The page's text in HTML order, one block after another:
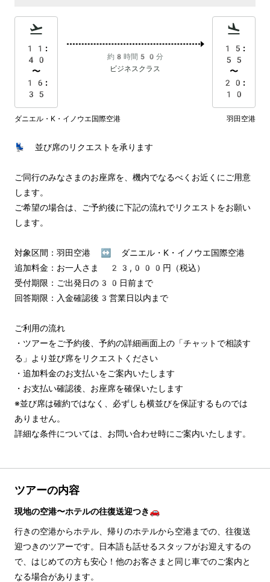
11:
40
〜
16:
35
約8時間50分
ビジネスクラス
15:
55
〜
20:
10
ダニエル・K・イノウエ国際空港 羽田空港
💺 並び席のリクエストを承ります
ご同行のみなさまのお座席を、機内でなるべくお近くにご用意
します。
ご希望の場合は、ご予約後に下記の流れでリクエストをお願い
します。
対象区間：羽田空港 ↔︎ ダニエル・K・イノウエ国際空港
追加料金：お一人さま 23,000円（税込）
受付期限：ご出発日の30日前まで
回答期限：入金確認後3営業日以内まで
ご利用の流れ
・ツアーをご予約後、予約の詳細画面上の「チャットで相談す
る」より並び席をリクエストください
・追加料金のお支払いをご案内いたします
・お支払い確認後、お座席を確保いたします
※並び席は確約ではなく、必ずしも横並びを保証するものでは
ありません。
詳細な条件については、お問い合わせ時にご案内いたします。
ツアーの内容
現地の空港〜ホテルの往復送迎つき🚗
行きの空港からホテル、帰りのホテルから空港までの、往復送
迎つきのツアーです。日本語も話せるスタッフがお迎えするの
で、はじめての方も安心！他のお客さまと同じ車でのご案内と
なる場合があります。